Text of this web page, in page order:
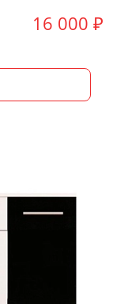
16 000 ₽